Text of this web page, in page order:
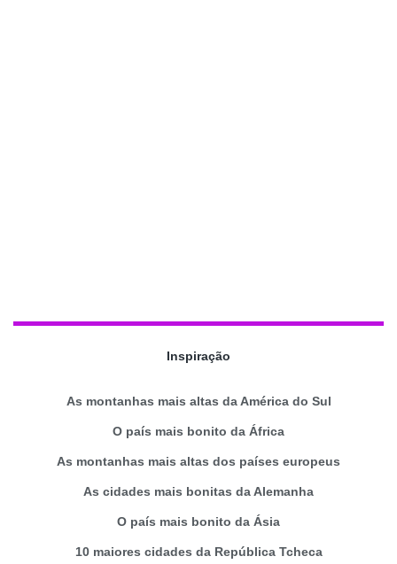
Inspiração
As montanhas mais altas da América do Sul
O país mais bonito da África
As montanhas mais altas dos países europeus
As cidades mais bonitas da Alemanha
O país mais bonito da Ásia
10 maiores cidades da República Tcheca